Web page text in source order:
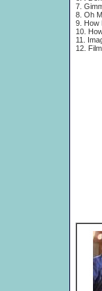
7.
8. Oh
9. How
10.
11.
12.